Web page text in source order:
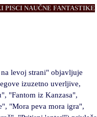
PISCI NAUČNE FANTASTIKE
levoj strani" objavljuje
izuzetno uverljive,
"Fantom iz Kanzasa",
"Mora peva mora igra",